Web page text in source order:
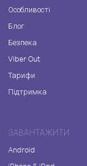
Особливості
Блог
Безпека
Viber Out
Тарифи
Підтримка
ЗАВАНТАЖИТИ
Android